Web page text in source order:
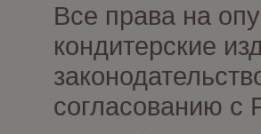
Все права на
кондитерские
согласованию с